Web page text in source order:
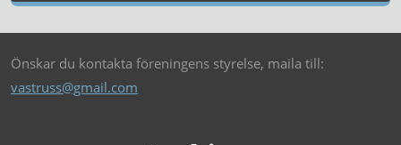
Önskar du kontakta föreningens styrelse, maila till:
vastruss@gmail.com